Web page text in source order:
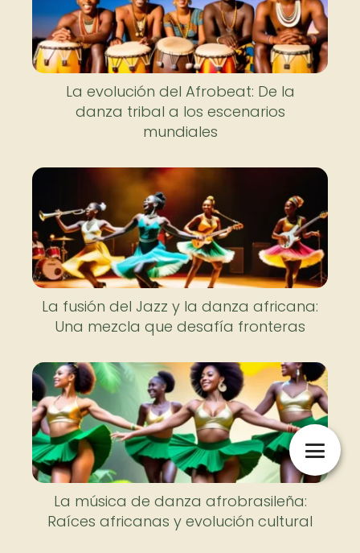
La evolución del Afrobeat: De la
danza tribal a los escenarios
mundiales
La fusión del Jazz y la danza africana:
Una mezcla que desafía fronteras
La música de danza afrobrasileña:
Raíces africanas y evolución cultural